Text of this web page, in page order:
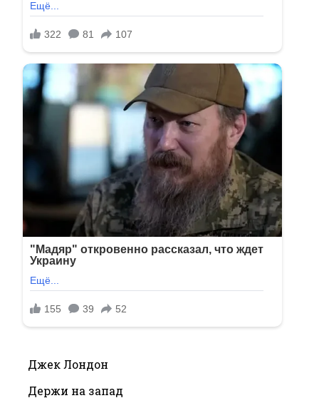
Джек Лондон
Держи на запад